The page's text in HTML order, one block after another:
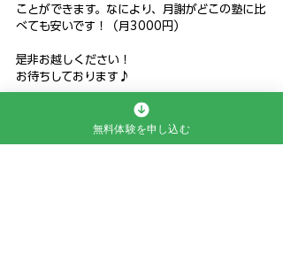
ことができます。なにより、月謝がどこの塾に比
べても安いです！（月3000円）
是非お越しください！
お待ちしております♪
#熊取町#学習塾#塾#学力向上#保護者#お
父さん#お母さん#ママ#パパ#未来塾#勉強
ども #子育て #中学生 #小学生#大阪#泉南郡 #
無料体験を申し込む